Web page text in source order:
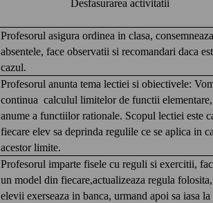
Desfasurarea activitatii
Profesorul asigura ordinea in clasa, consemneaza
absentele, face observatii si recomandari daca
cazul.
Profesorul anunta tema lectiei si obiectivele:
continua calculul limitelor de functii
anume a functiilor rationale. Scopul lectiei este
fiecare elev sa deprinda regulile ce se aplica in
acestor limite.
Profesorul imparte fisele cu reguli si exercitii,
un model din fiecare,actualizeaza regula
elevii exerseaza in banca, urmand apoi sa iasa la